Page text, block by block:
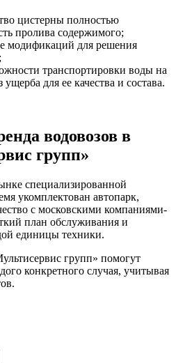
цистерны полностью
пролива содержимого;
модификаций для решения
транспортировки воды на
для ее качества и состава.
водовозов в
групп»
специализированной
укомплектован автопарк,
с московскими компаниями-
план обслуживания и
единицы техники.
групп» помогут
конкретного случая, учитывая